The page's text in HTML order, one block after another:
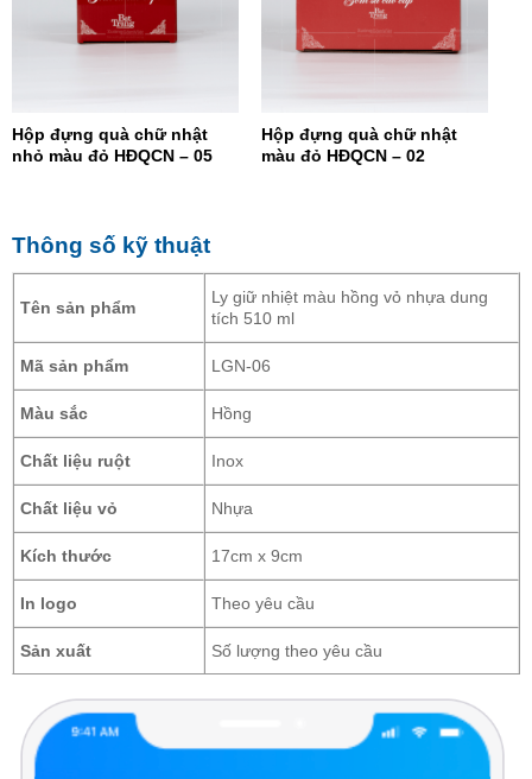
Hộp đựng quà chữ nhật
nhỏ màu đỏ HĐQCN – 05
Hộp đựng quà chữ nhật
màu đỏ HĐQCN – 02
Thông số kỹ thuật
Tên sản phẩm
Ly giữ nhiệt màu hồng vỏ nhựa dung
tích 510 ml
Mã sản phẩm LGN-06
Màu sắc Hồng
Chất liệu ruột Inox
Chất liệu vỏ Nhựa
Kích thước 17cm x 9cm
In logo Theo yêu cầu
Sản xuất Số lượng theo yêu cầu